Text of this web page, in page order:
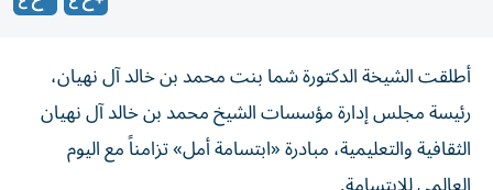
أطلقت الشيخة الدكتورة شما بنت محمد بن خالد آل نهيان،
رئيسة مجلس إدارة مؤسسات الشيخ محمد بن خالد آل نهيان
الثقافية والتعليمية، مبادرة «ابتسامة أمل» تزامناً مع اليوم